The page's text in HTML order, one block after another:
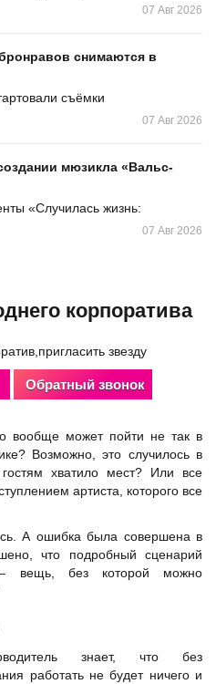
07 Авг 2026
снимаются в
съёмки
07 Авг 2026
мюзикла «Вальс-
«Случилась жизнь:
07 Авг 2026
корпоратива
Обратный звонок
вообще может пойти не так в
Возможно, это случилось в
хватило мест? Или все
артиста, которого все
А ошибка была совершена в
что подробный сценарий
– вещь, без которой можно
знает, что без
работать не будет ничего и